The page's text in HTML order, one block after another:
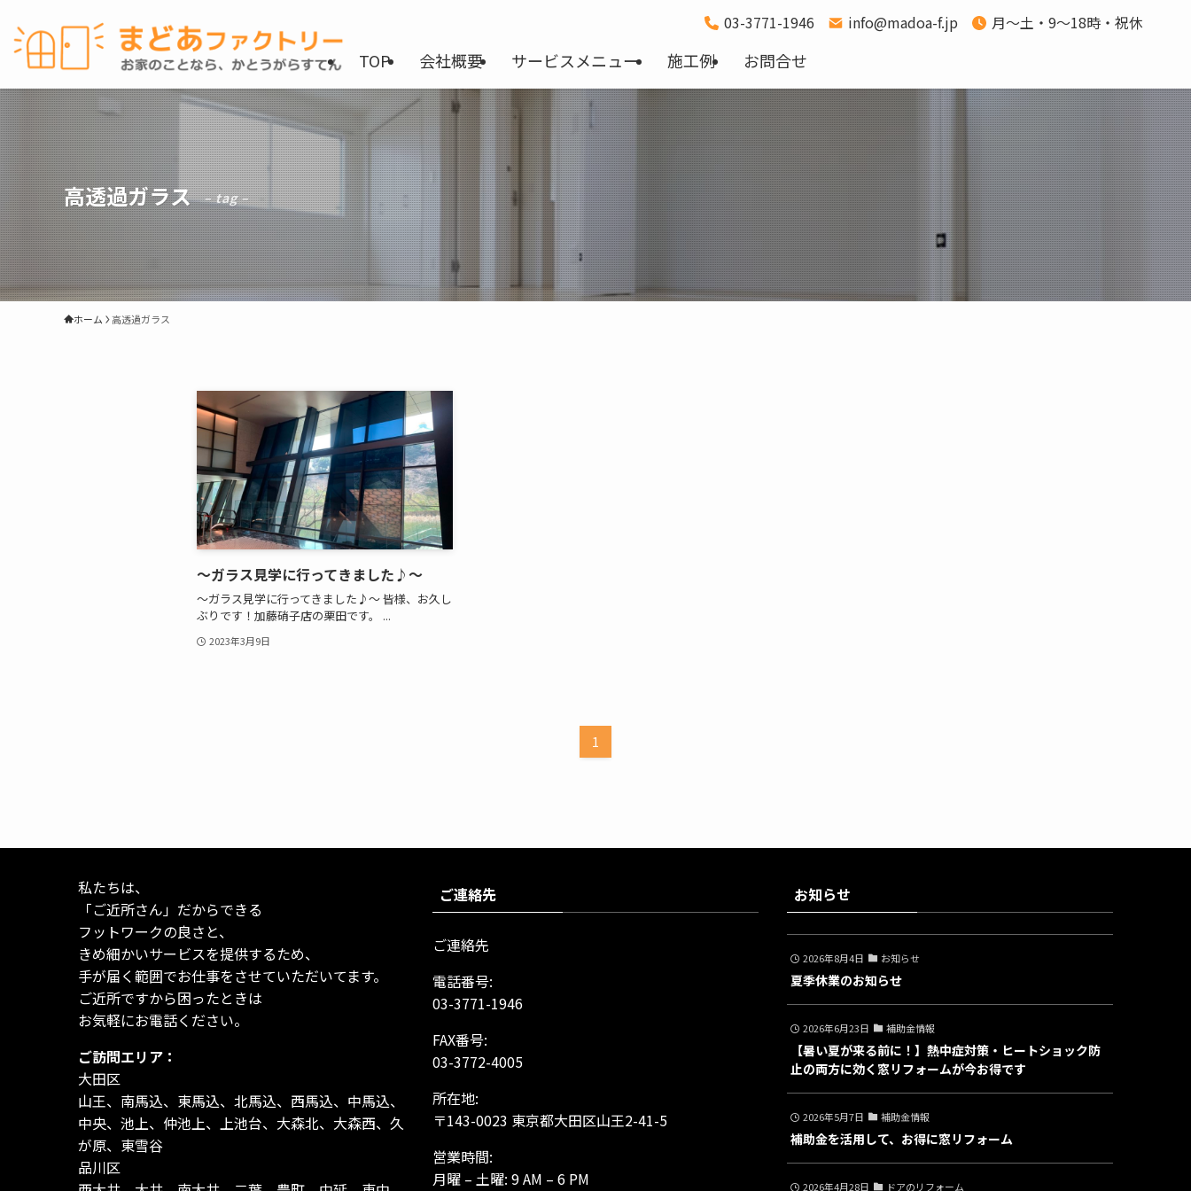
TOP 会社概要 サービスメニュー 施工例 お問合せ
03-3771-1946 info@madoa-f.jp 月～土・9～18時・祝休
高透過ガラス – tag –
ホーム 高透過ガラス
～ガラス見学に行ってきました♪～
～ガラス見学に行ってきました♪～ 皆様、お久し
ぶりです！加藤硝子店の栗田です。 ...
2023年3月9日
1
私たちは、
「ご近所さん」だからできる
フットワークの良さと、
きめ細かいサービスを提供するため、
手が届く範囲でお仕事をさせていただいてます。
ご近所ですから困ったときは
お気軽にお電話ください。
ご訪問エリア：
大田区
山王、南馬込、東馬込、北馬込、西馬込、中馬込、
中央、池上、仲池上、上池台、大森北、大森西、久
が原、東雪谷
品川区
ご連絡先
ご連絡先
電話番号:
03-3771-1946
FAX番号:
03-3772-4005
所在地:
〒143-0023 東京都大田区山王2-41-5
営業時間:
月曜 – 土曜: 9 AM – 6 PM
お知らせ
2026年8月4日 お知らせ
夏季休業のお知らせ
2026年6月23日 補助金情報
【暑い夏が来る前に！】熱中症対策・ヒートショック防
止の両方に効く窓リフォームが今お得です
2026年5月7日 補助金情報
補助金を活用して、お得に窓リフォーム
2026年4月28日 ドアのリフォーム